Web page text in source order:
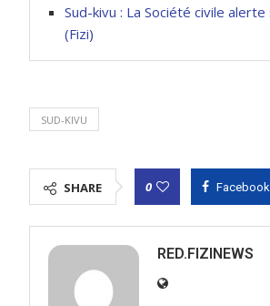
Sud-kivu : La Société civile
(Fizi)
SUD-KIVU
SHARE 0 Facebook
RED.FIZINEWS